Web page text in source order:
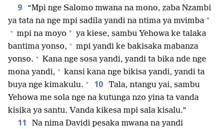
9
“Mpi nge Salomo mwana na mono, zaba Nzambi
ya tata na nge mpi sadila yandi na ntima ya mvimba *
+ mpi na moyo * ya kiese, sambu Yehowa ke talaka
bantima yonso, + mpi yandi ke bakisaka mabanza
yonso. + Kana nge sosa yandi, yandi ta bika nde nge
mona yandi, + kansi kana nge bikisa yandi, yandi ta
buya nge kimakulu. + 10 Tala, ntangu yai, sambu
Yehowa me sola nge na kutunga nzo yina ta vanda
kisika ya santu. Vanda kikesa mpi sala kisalu.”
11
Na nima Davidi pesaka mwana na yandi